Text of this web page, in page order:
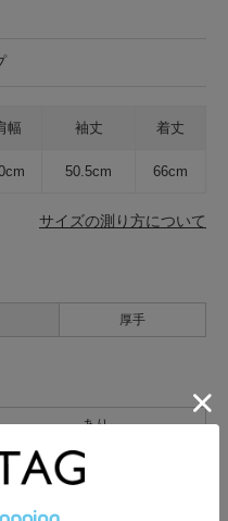
幅 袖丈 着丈
50.5cm 66cm
サイズの測り方について
厚手
あり